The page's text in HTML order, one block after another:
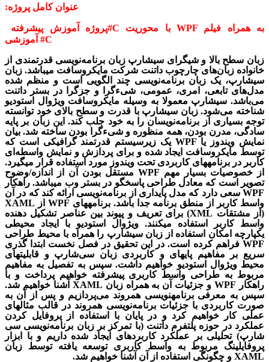
عنوان کامل پروژه:
پروژه آموزش پیشرفته#C با محوریت WPF به همراه فیلم
#C
زبان سطح بالا و شیگرای سیشارپ زبان برنامه‌­نویسی قدرتمندی از
خانواده زبان‌های چارچوب داتنت شرکت مایکروسافت می­باشد. زبان
سیشارپ، یک زبان برنامه‌نویسی چند الگویی است و منظم شده
مدل‌های تابعی، امری، عمومی، شیءگرا و جزگرا در بستر دات­نت
می‌باشد. سیشارپ معمولا به وسیله مایکروسافت ویژوال استودیو
شناخته می‌شود. زبان سیشارپ با قدرت و سطح بالای خود توانسته
توجه بسیاری از برنامه‌نویسان را به خود جلب کند. این زبان بر پایه
سادگی، مدرن بودن، همه منظوره و شیءگرا بودن ساخته شد. بیان
نمایش ویندوز یا WPF یک زیرسیستم قدرتمند گرافیکی است که
توسط مایکروسافت ایجاد شده و برای پردازش و نمایش واسط­ه‌ای
کاربر در برنامههای کاربردی تحت ویندوز مورد استفاده قرار میگیرد.
از خصوصیات بسیار مهم WPF مستقل بودن آن از اندازه/وضوح
تصویر است که معادل طراحی پاسخگو در بستر وب میباشد. راهکار
WPF سعی دارد که مدل پایداری از برنامه­‌نویسی ارائه کند که در آن
واسط کاربر از منطق برنامه جدا باشد. برنامههای WPF از XAML
(از مشتقات XML) برای تعریف و پیوند بین عناصر تشکیل دهنده
واسط کاربر استفاده میکنند. ویژوال استودیو با ایجاد محیطی
یکپارچه امکان استفاده از زبان سیشارپ را همراه با محیط طراحی
WPF فراهم کرده است. در این تحقیق در فصل نخست ابتدا گذری
سریع بر مفاهیم پایه­ای و کاربردی زبان سی­‌شارپ و قابلیت­های
محیط ویژوال استودیو خواهیم داشت. سپس به تفصیل به مفاهیم
مربوط به طراحی واسط کاربری پیشرفته خواهیم پرداخت و با
راهکار WPF و جزئیات آن به همراه زبان XAML آشنا خواهیم شد.
سپس به معرفی برنامهنویسی همروند می‌پردازیم و پس از آن به
صورت کاربردی با جزئیات برنامه­‌نویسی همروند در قالب مثال­های
عملی کار خواهیم کرد و در پایان با استفاده از پروفایل کردن
عملکرد در حوزه پلت­فرم دات­نت (با تمرکز بر زبان برنامه­‌نویسی سی­‌
شارپ) تحلیلی بر عملکرد کاربردهای ایجاد شده داریم و با ابزار
پروفایلینگ مربوط به واسط کاربری توسعه یافته توسط زبان
XAML و چگونگی استفاده از آن آشنا خواهیم شد.